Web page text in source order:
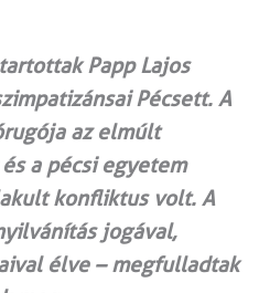
Papp Lajos
Pécsett. A
az elmúlt
a pécsi egyetem
konfliktus volt. A
jogával,
élve – megfulladtak